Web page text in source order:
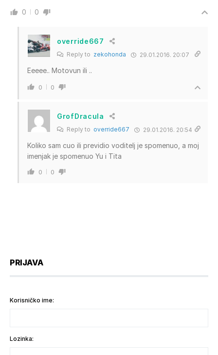
0 0
override667
Reply to zekohonda 29.01.2016. 20:07
Eeeee.. Motovun ili ..
0 0
GrofDracula
Reply to override667 29.01.2016. 20:54
Koliko sam cuo ili previdio voditelj je spomenuo, a moj
imenjak je spomenuo Yu i Tita
0 0
PRIJAVA
Korisničko ime:
Lozinka: